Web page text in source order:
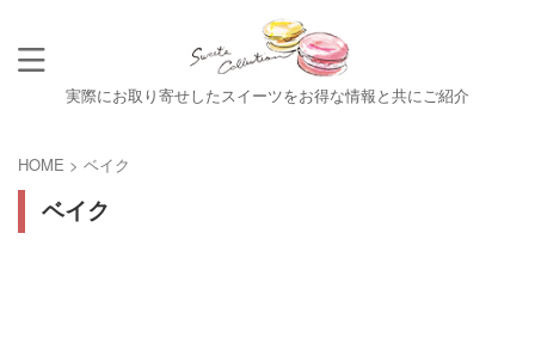
実際にお取り寄せしたスイーツをお得な情報と共にご紹介
HOME > ベイク
ベイク